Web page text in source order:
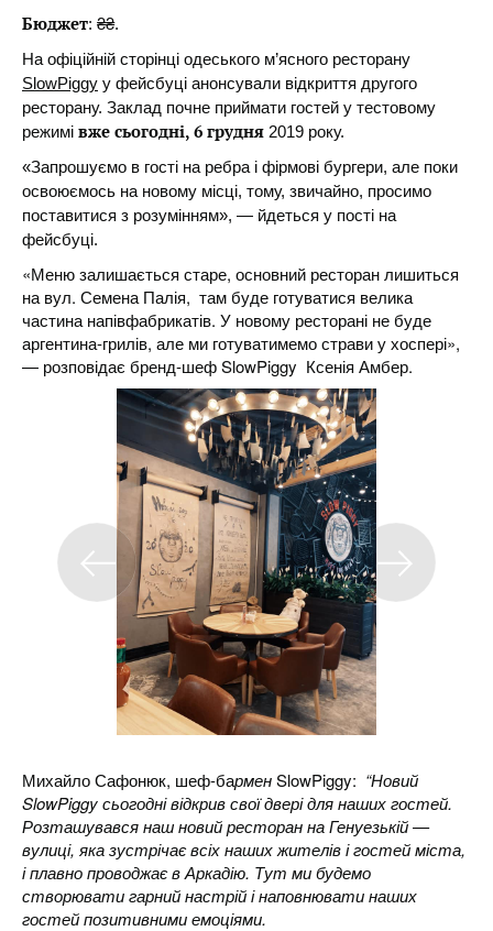
Бюджет: ₴₴.
На офіційній сторінці одеського м’ясного ресторану
SlowPiggy у фейсбуці анонсували відкриття другого
ресторану. Заклад почне приймати гостей у тестовому
режимі вже сьогодні, 6 грудня 2019 року.
«Запрошуємо в гості на ребра і фірмові бургери, але поки
освоюємось на новому місці, тому, звичайно, просимо
поставитися з розумінням», — йдеться у пості на
фейсбуці.
«Меню залишається старе, основний ресторан лишиться
на вул. Семена Палія, там буде готуватися велика
частина напівфабрикатів. У новому ресторані не буде
аргентина-грилів, але ми готуватимемо страви у хоспері»,
— розповідає бренд-шеф SlowPiggy Ксенія Амбер.
Михайло Сафонюк, шеф-барменSlowPiggy: “Новий
SlowPiggy сьогодні відкрив свої двері для наших гостей.
Розташувався наш новий ресторан на Генуезькій —
вулиці, яка зустрічає всіх наших жителів і гостей міста,
і плавно проводжає в Аркадію. Тут ми будемо
створювати гарний настрій і наповнювати наших
гостей позитивними емоціями.